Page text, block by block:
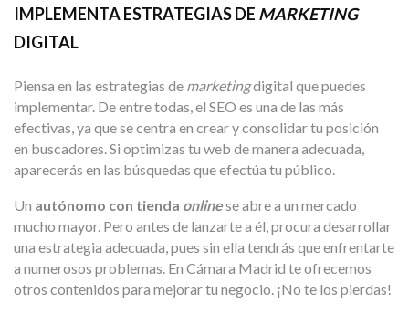
IMPLEMENTA ESTRATEGIAS DE MARKETING
DIGITAL
Piensa en las estrategias de marketingdigital que puedes
implementar. De entre todas, el SEO es una de las más
efectivas, ya que se centra en crear y consolidar tu posición
en buscadores. Si optimizas tu web de manera adecuada,
aparecerás en las búsquedas que efectúa tu público.
Un autónomo con tienda onlinese abre a un mercado
mucho mayor. Pero antes de lanzarte a él, procura desarrollar
una estrategia adecuada, pues sin ella tendrás que enfrentarte
a numerosos problemas. En Cámara Madrid te ofrecemos
otros contenidos para mejorar tu negocio. ¡No te los pierdas!